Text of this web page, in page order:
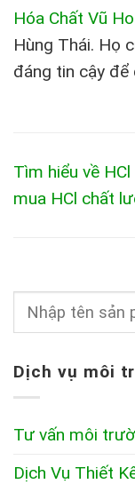
Hóa Chất Vũ
Hùng Thái. Họ
đáng tin cậy để
Tìm hiểu về HCl
mua HCl chất
Dịch vụ môi
Tư vấn môi
Dịch Vụ Thiết